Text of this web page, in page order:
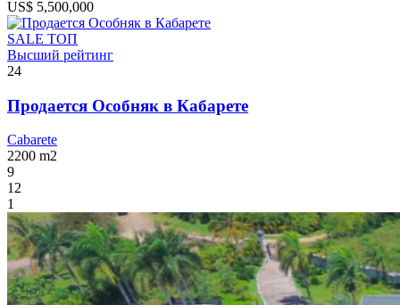
US$ 5,500,000
SALE ТОП
Высший рейтинг
24
Продается Особняк в Кабарете
Cabarete
2200 m2
9
12
1